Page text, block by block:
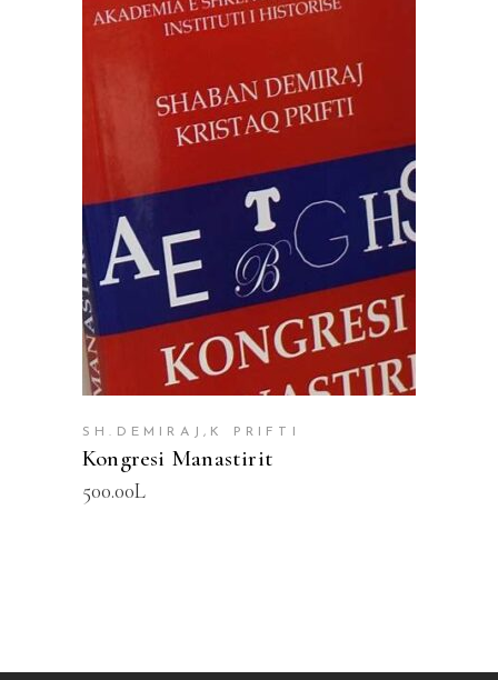
SHTOJE NË SHPORTË
SH.DEMIRAJ,K PRIFTI
Kongresi Manastirit
500.00L